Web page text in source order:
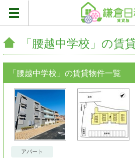
「腰越中学校」の賃
「腰越中学校」の賃貸物件一覧
アパート